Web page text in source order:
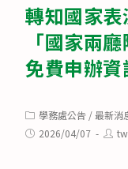
轉知國家
「國家兩
免費申辦資
Post
category:
學務處公告 /最新消
Post2026/04/07
Post